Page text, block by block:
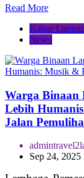
Read More
Kabar
News
Warga Binaan
Lebih
Jalan
Sep 24, 2025